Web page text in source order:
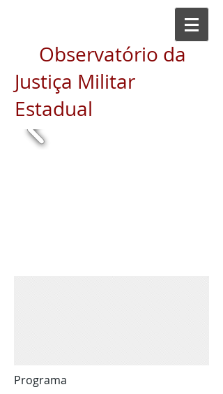
Observatório da
Justiça Militar
Estadual
Programa